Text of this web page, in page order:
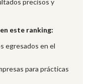
precisos y
este ranking:
egresados en el
para prácticas